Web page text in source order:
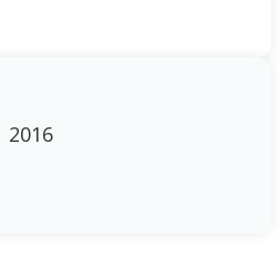
2016